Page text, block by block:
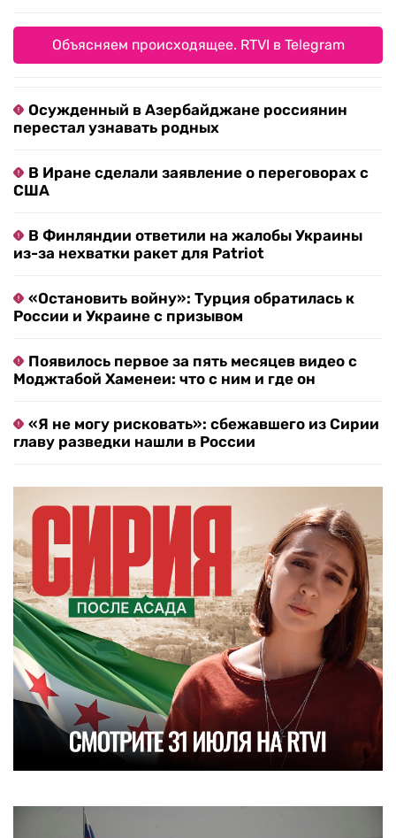
Объясняем происходящее. RTVI в Telegram
Осужденный в Азербайджане россиянин
перестал узнавать родных
В Иране сделали заявление о переговорах с
США
В Финляндии ответили на жалобы Украины
из-за нехватки ракет для Patriot
«Остановить войну»: Турция обратилась к
России и Украине с призывом
Появилось первое за пять месяцев видео с
Моджтабой Хаменеи: что с ним и где он
«Я не могу рисковать»: сбежавшего из Сирии
главу разведки нашли в России